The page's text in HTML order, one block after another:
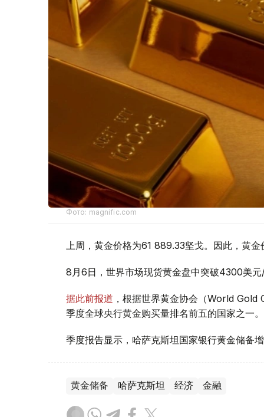
Фото: magnific.com
上周，黄金价格为61 889.33坚戈。因此，黄
8月6日，世界市场现货黄金盘中突破4300美元
据此前报道 ，根据世界黄金协会（World
季度全球央行黄金购买量排名前五的国家之一。
季度报告显示，哈萨克斯坦国家银行黄金储备增
黄金储备 哈萨克斯坦 经济 金融